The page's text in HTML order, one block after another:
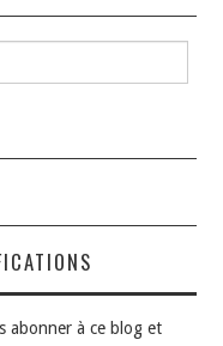
abonner à ce blog et